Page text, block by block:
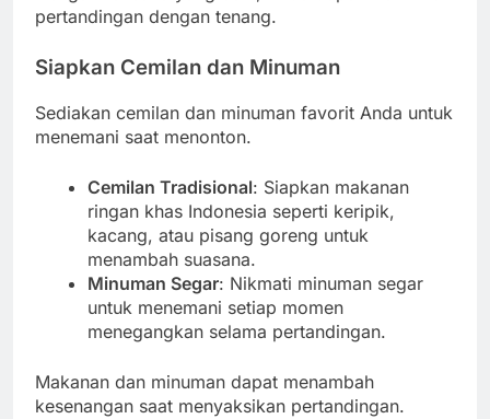
pertandingan dengan tenang.
Siapkan Cemilan dan Minuman
Sediakan cemilan dan minuman favorit Anda untuk
menemani saat menonton.
Cemilan Tradisional: Siapkan makanan
ringan khas Indonesia seperti keripik,
kacang, atau pisang goreng untuk
menambah suasana.
Minuman Segar: Nikmati minuman segar
untuk menemani setiap momen
menegangkan selama pertandingan.
Makanan dan minuman dapat menambah
kesenangan saat menyaksikan pertandingan.